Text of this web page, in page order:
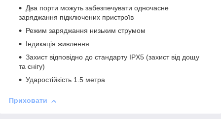
Два порти можуть забезпечувати одночасне
заряджання підключених пристроїв
Режим заряджання низьким струмом
Індикація живлення
Захист відповідно до стандарту IPX5 (захист від дощу
та снігу)
Ударостійкість 1.5 метра
Приховати